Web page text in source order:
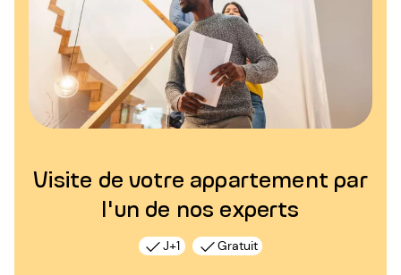
Visite de votre appartement par
l'un de nos experts
J+1 Gratuit